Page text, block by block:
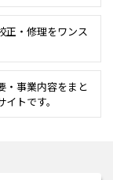
正・修理をワンス
・事業内容をまと
トです。